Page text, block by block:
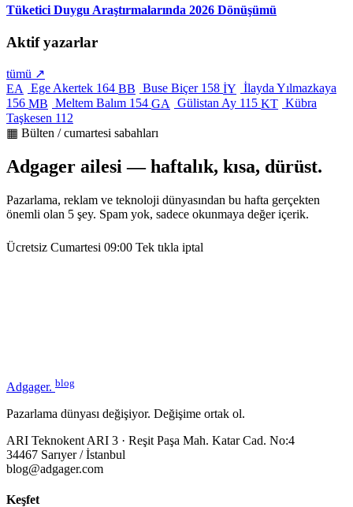
Tüketici Duygu Araştırmalarında 2026 Dönüşümü
Aktif yazarlar
tümü ↗
EA
Ege Akertek 164 BB Buse Biçer 158 İY İlayda Yılmazkaya
156 MB Meltem Balım 154 GA Gülistan Ay 115 KT Kübra
Taşkesen 112
▦ Bülten / cumartesi sabahları
Adgager ailesi — haftalık, kısa, dürüst.
Pazarlama, reklam ve teknoloji dünyasından bu hafta gerçekten
önemli olan 5 şey. Spam yok, sadece okunmaya değer içerik.
Ücretsiz Cumartesi 09:00 Tek tıkla iptal
Adgager. blog
Pazarlama dünyası değişiyor. Değişime ortak ol.
ARI Teknokent ARI 3 · Reşit Paşa Mah. Katar Cad. No:4
34467 Sarıyer / İstanbul
blog@adgager.com
Keşfet